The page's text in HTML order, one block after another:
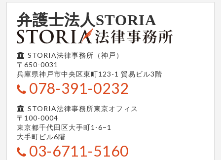
弁護士法人STORIA
STORIA法律事務所（神戸）
〒650-0031
兵庫県神戸市中央区東町123-1 貿易ビル3階
078-391-0232
STORIA法律事務所東京オフィス
〒100-0004
東京都千代田区大手町1-6−1
大手町ビル6階
03-6711-5160